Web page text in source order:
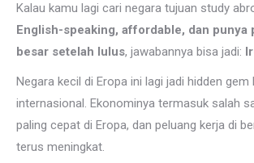
Kalau kamu lagi cari negara tujuan study
English-speaking, affordable, dan punya
besar setelah lulus, jawabannya bisa jadi:
Negara kecil di Eropa ini lagi jadi hidden
internasional. Ekonominya termasuk salah
paling cepat di Eropa, dan peluang kerja di
terus meningkat.